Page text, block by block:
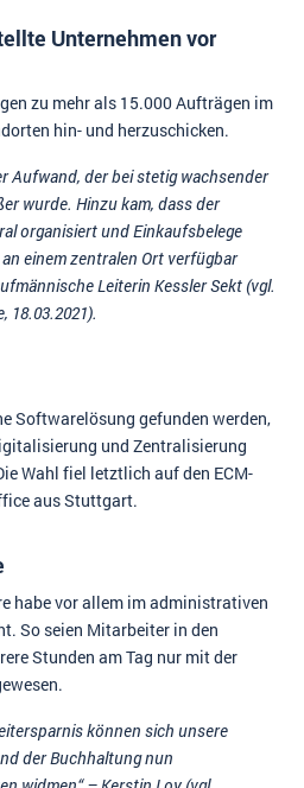
Unternehmen vor
zu mehr als 15.000 Aufträgen im
hin- und herzuschicken.
Aufwand, der bei stetig wachsender
wurde. Hinzu kam, dass der
organisiert und Einkaufsbelege
einem zentralen Ort verfügbar
Leiterin Kessler Sekt (vgl.
18.03.2021).
Softwarelösung gefunden werden,
und Zentralisierung
Wahl fiel letztlich auf den ECM-
aus Stuttgart.
habe vor allem im administrativen
So seien Mitarbeiter in den
Stunden am Tag nur mit der
können sich unsere
der Buchhaltung nun